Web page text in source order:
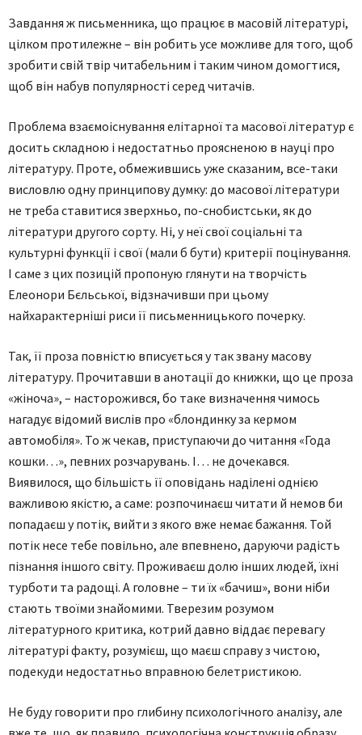
Завдання ж письменника, що працює в масовій літературі,
цілком протилежне – він робить усе можливе для того, щоб
зробити свій твір читабельним і таким чином домогтися,
щоб він набув популярності серед читачів.
Проблема взаємоіснування елітарної та масової літератур є
досить складною і недостатньо проясненою в науці про
літературу. Проте, обмежившись уже сказаним, все-таки
висловлю одну принципову думку: до масової літератури
не треба ставитися зверхньо, по-снобистськи, як до
літератури другого сорту. Ні, у неї свої соціальні та
культурні функції і свої (мали б бути) критерії поцінування.
І саме з цих позицій пропоную глянути на творчість
Елеонори Бєльської, відзначивши при цьому
найхарактерніші риси її письменницького почерку.
Так, її проза повністю вписується у так звану масову
літературу. Прочитавши в анотації до книжки, що це проза
«жіноча», – насторожився, бо таке визначення чимось
нагадує відомий вислів про «блондинку за кермом
автомобіля». То ж чекав, приступаючи до читання «Года
кошки…», певних розчарувань. І… не дочекався.
Виявилося, що більшість її оповідань наділені однією
важливою якістю, а саме: розпочинаєш читати й немов би
попадаєш у потік, вийти з якого вже немає бажання. Той
потік несе тебе повільно, але впевнено, даруючи радість
пізнання іншого світу. Проживаєш долю інших людей, їхні
турботи та радощі. А головне – ти їх «бачиш», вони ніби
стають твоїми знайомими. Тверезим розумом
літературного критика, котрий давно віддає перевагу
літературі факту, розумієш, що маєш справу з чистою,
подекуди недостатньо вправною белетристикою.
Не буду говорити про глибину психологічного аналізу, але